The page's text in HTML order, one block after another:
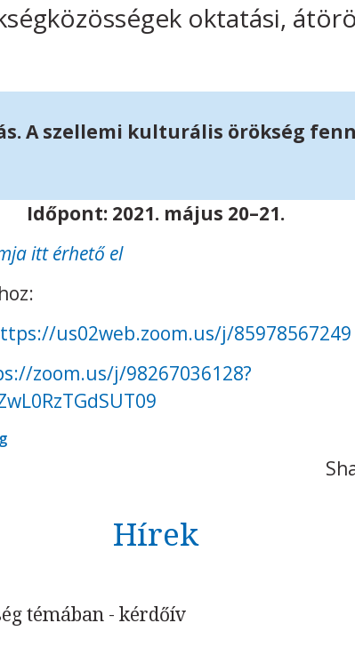
oktatási,
A szellemi kulturális örökség
Időpont: 2021. május 20–21.
itt érhető el
us02web.zoom.us/j/85978567249
zoom.us/j/98267036128?
Hírek
témában - kérdőív